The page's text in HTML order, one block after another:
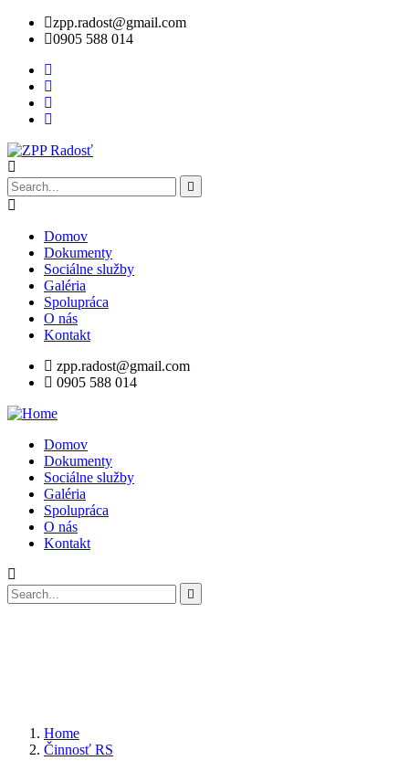
zpp.radost@gmail.com
0905 588 014
Domov
Dokumenty
Sociálne služby
Galéria
Spolupráca
O nás
Kontakt
zpp.radost@gmail.com
0905 588 014
Domov
Dokumenty
Sociálne služby
Galéria
Spolupráca
O nás
Kontakt
Home
Činnosť RS